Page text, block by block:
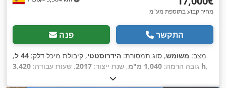
מחיר קבוע בתוספת מע"מ
פנה התקשר
מצב: משומש, סוג תמסורת: הידרוסטטי, קיבולת מיכל דלק: 44 ל
,
גובה הרמה: 1,040 מ"מ , שנת ייצור: 2017, שעות עבודה: 3,420 h,